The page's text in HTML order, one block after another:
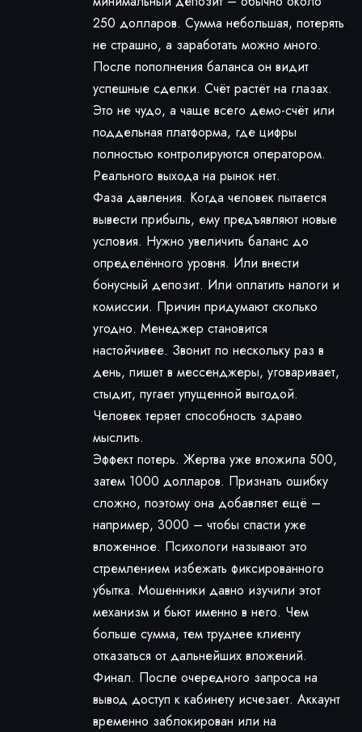
250 долларов. Сумма небольшая, потерять
не страшно, а заработать можно много.
После пополнения баланса он видит
успешные сделки. Счёт растёт на глазах.
Это не чудо, а чаще всего демо-счёт или
поддельная платформа, где цифры
полностью контролируются оператором.
Реального выхода на рынок нет.
Фаза давления. Когда человек пытается
вывести прибыль, ему предъявляют новые
условия. Нужно увеличить баланс до
определённого уровня. Или внести
бонусный депозит. Или оплатить налоги и
комиссии. Причин придумают сколько
угодно. Менеджер становится
настойчивее. Звонит по нескольку раз в
день, пишет в мессенджеры, уговаривает,
стыдит, пугает упущенной выгодой.
Человек теряет способность здраво
мыслить.
Эффект потерь. Жертва уже вложила 500,
затем 1000 долларов. Признать ошибку
сложно, поэтому она добавляет ещё –
например, 3000 – чтобы спасти уже
вложенное. Психологи называют это
стремлением избежать фиксированного
убытка. Мошенники давно изучили этот
механизм и бьют именно в него. Чем
больше сумма, тем труднее клиенту
отказаться от дальнейших вложений.
Финал. После очередного запроса на
вывод доступ к кабинету исчезает. Аккаунт
временно заблокирован или на